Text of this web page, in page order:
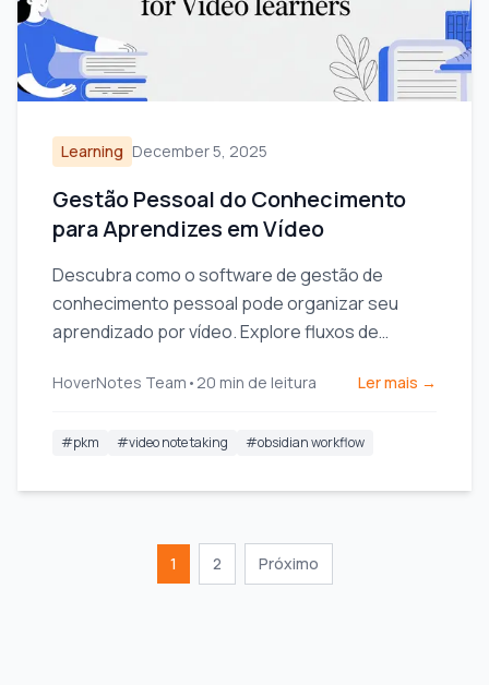
Learning December 5, 2025
Gestão Pessoal do Conhecimento
para Aprendizes em Vídeo
Descubra como o software de gestão de
conhecimento pessoal pode organizar seu
aprendizado por vídeo. Explore fluxos de
ferramentas de PKM como Obsidian.
HoverNotes Team • 20 min de leitura Ler mais →
#pkm #video note taking #obsidian workflow
1 2 Próximo